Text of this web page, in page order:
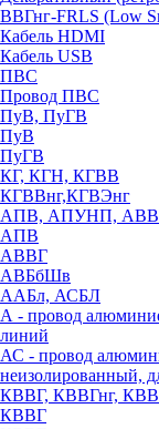
ВВГнг-FRLS (Low
Кабель HDMI
Кабель USB
ПВС
Провод ПВС
ПуВ, ПуГВ
ПуВ
ПуГВ
КГ, КГН, КГВВ
КГВВнг,КГВЭнг
АПВ, АПУНП,
АПВ
АВВГ
АВБбШв
ААБл, АСБЛ
А - провод
линий
АС - провод
неизолированный,
КВВГ, КВВГнг,
КВВГ